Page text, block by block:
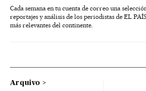
Cada semana en tu cuenta de correo una
reportajes y análisis de los periodistas de EL
más relevantes del continente.
Arquivo